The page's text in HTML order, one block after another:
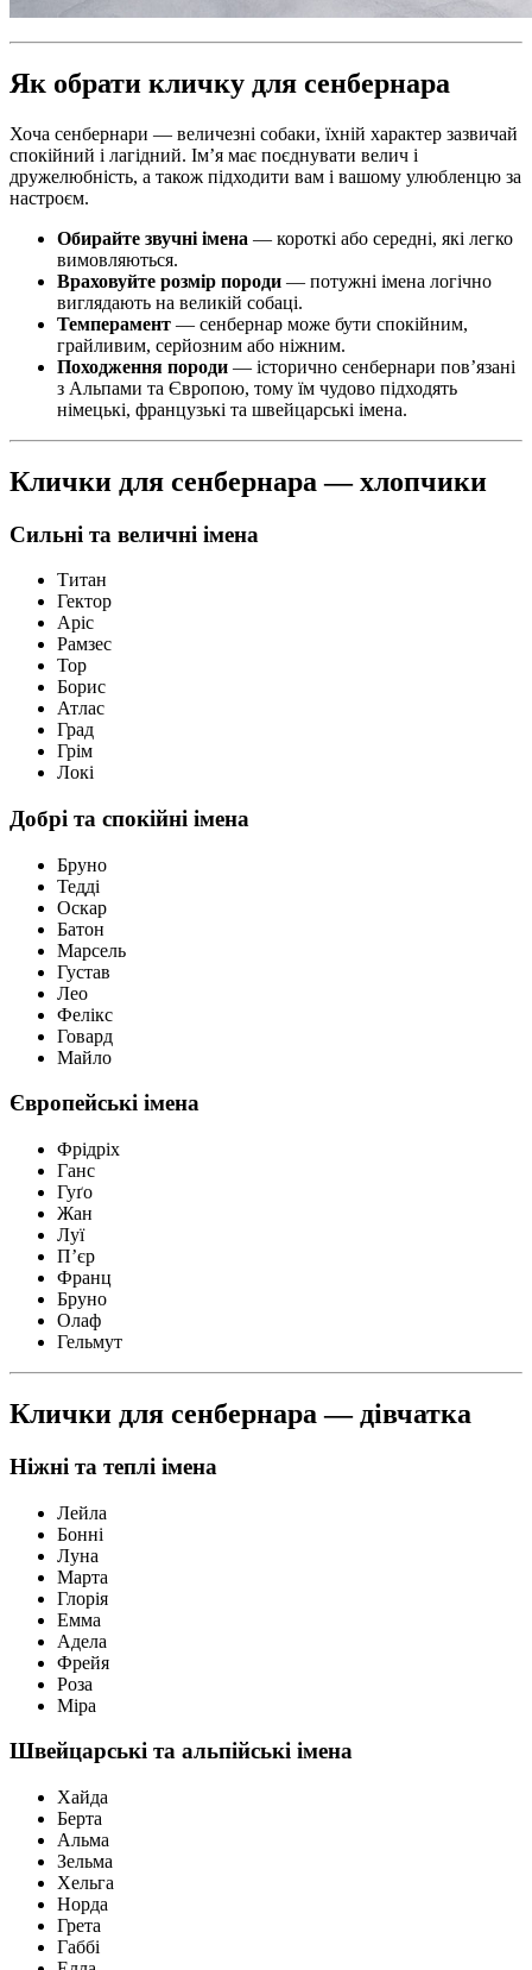
Як обрати кличку для сенбернара
Хоча сенбернари — величезні собаки, їхній характер зазвичай
спокійний і лагідний. Ім’я має поєднувати велич і
дружелюбність, а також підходити вам і вашому улюбленцю за
настроєм.
Обирайте звучні імена — короткі або середні, які легко
вимовляються.
Враховуйте розмір породи — потужні імена логічно
виглядають на великій собаці.
Темперамент — сенбернар може бути спокійним,
грайливим, серйозним або ніжним.
Походження породи — історично сенбернари пов’язані
з Альпами та Європою, тому їм чудово підходять
німецькі, французькі та швейцарські імена.
Клички для сенбернара — хлопчики
Сильні та величні імена
Титан
Гектор
Аріс
Рамзес
Тор
Борис
Атлас
Град
Грім
Локі
Добрі та спокійні імена
Бруно
Тедді
Оскар
Батон
Марсель
Густав
Лео
Фелікс
Говард
Майло
Європейські імена
Фрідріх
Ганс
Гуґо
Жан
Луї
П’єр
Франц
Бруно
Олаф
Гельмут
Клички для сенбернара — дівчатка
Ніжні та теплі імена
Лейла
Бонні
Луна
Марта
Глорія
Емма
Адела
Фрейя
Роза
Міра
Швейцарські та альпійські імена
Хайда
Берта
Альма
Зельма
Хельга
Норда
Грета
Габбі